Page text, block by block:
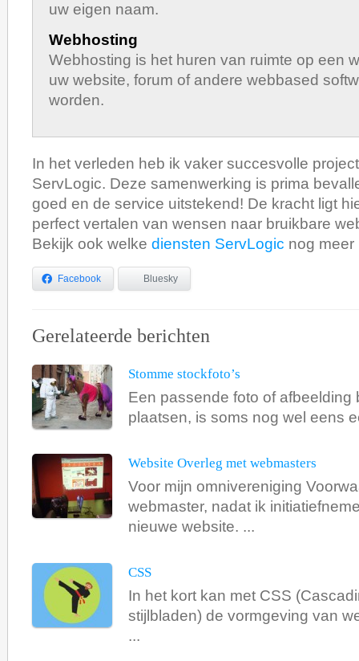
uw eigen naam.
Webhosting
Webhosting is het huren van ruimte op een
uw website, forum of andere webbased
worden.
In het verleden heb ik vaker succesvolle
ServLogic. Deze samenwerking is prima
goed en de service uitstekend! De kracht ligt
perfect vertalen van wensen naar bruikbare
Bekijk ook welke diensten ServLogic nog
Facebook Bluesky
Gerelateerde berichten
Stomme stockfoto’s
Een passende foto of afbeelding
plaatsen, is soms nog wel eens
Website Overleg met webmasters
Voor mijn omnivereniging
webmaster, nadat ik
nieuwe website. ...
CSS
In het kort kan met CSS
stijlbladen) de vormgeving van
...